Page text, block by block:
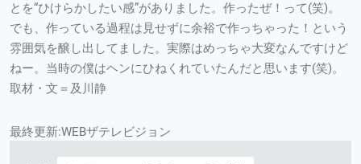
とを“ひけらかしたい感”がありました。作ったぜ！って(笑)。
でも、作っている過程は見せずに余裕で作っちゃった！という
雰囲気を醸し出してました。実際はめっちゃ大変なんですけど
ねー。当時の僕はヘンにひねくれていたんだと思います(笑)。
取材・文＝及川静
最終更新:WEBザテレビジョン